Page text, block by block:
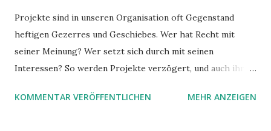
Projekte sind in unseren Organisation oft Gegenstand
heftigen Gezerres und Geschiebes. Wer hat Recht mit
seiner Meinung? Wer setzt sich durch mit seinen
Interessen? So werden Projekte verzögert, und auch ihre
für Meinungsstreit liegt oft in Silodenken und
KOMMENTAR VERÖFFENTLICHEN MEHR ANZEIGEN